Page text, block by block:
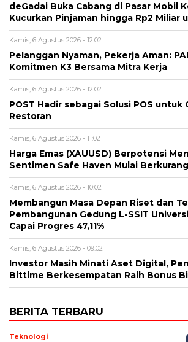
deGadai Buka Cabang di Pasar Mobil
Kucurkan Pinjaman hingga Rp2 Miliar
Kamis, 6 Agustus 2026 - 12:02
Pelanggan Nyaman, Pekerja Aman:
Komitmen K3 Bersama Mitra Kerja
Kamis, 6 Agustus 2026 - 12:02
POST Hadir sebagai Solusi POS untuk
Restoran
Kamis, 6 Agustus 2026 - 11:02
Harga Emas (XAUUSD) Berpotensi
Sentimen Safe Haven Mulai Berkurang
Kamis, 6 Agustus 2026 - 10:02
Membangun Masa Depan Riset dan
Pembangunan Gedung L-SSIT
Capai Progres 47,11%
Kamis, 6 Agustus 2026 - 09:02
Investor Masih Minati Aset Digital,
Bittime Berkesempatan Raih Bonus
BERITA TERBARU
Teknologi